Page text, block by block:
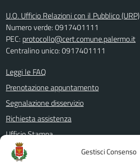
Gestisci Consenso
U.O. Ufficio Relazioni con il Pubblico (URP)
Numero verde: 0917401111
PEC: protocollo@cert.comune.palermo.it
Centralino unico: 0917401111
Leggi le FAQ
Prenotazione appuntamento
Segnalazione disservizio
Richiesta assistenza
Ufficio Stampa
Amministrazione Trasparente